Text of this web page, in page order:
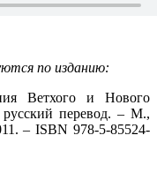
по изданию:
Ветхого и Нового
русский перевод. – М.,
– ISBN 978-5-85524-